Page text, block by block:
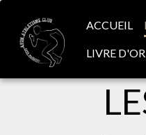
ACCUEIL
LIVRE D'OR